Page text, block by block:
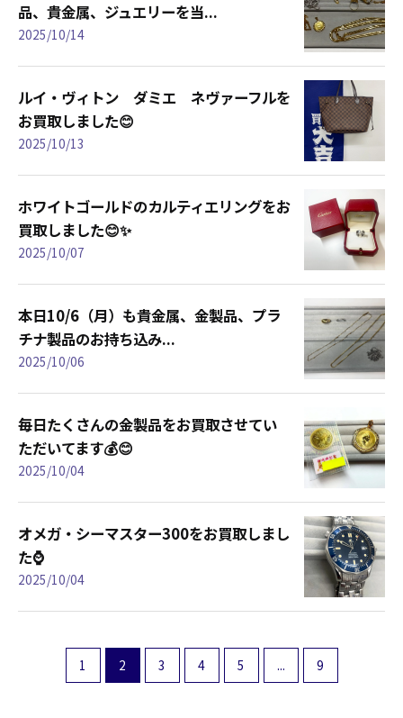
品、貴金属、ジュエリーを当...
2025/10/14
ルイ・ヴィトン ダミエ ネヴァーフルを
お買取しました😊
2025/10/13
ホワイトゴールドのカルティエリングをお
買取しました😊✨
2025/10/07
本日10/6（月）も貴金属、金製品、プラ
チナ製品のお持ち込み...
2025/10/06
毎日たくさんの金製品をお買取させてい
ただいてます💰😊
2025/10/04
オメガ・シーマスター300をお買取しまし
た⌚️
2025/10/04
1 2 3 4 5 ... 9